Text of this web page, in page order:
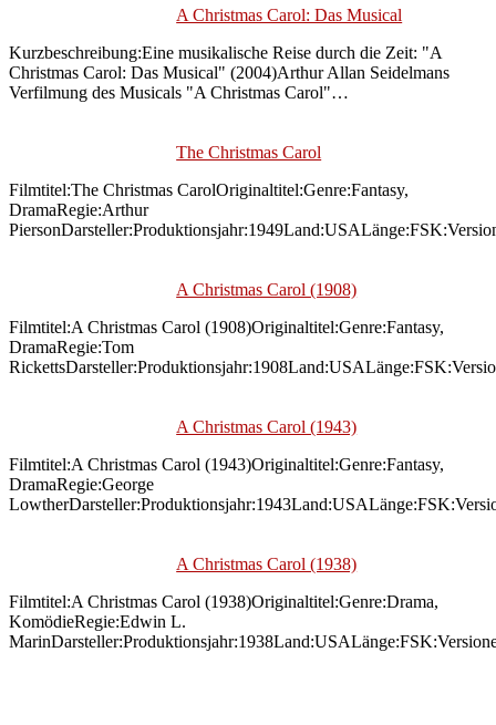
A Christmas Carol: Das Musical
Kurzbeschreibung:Eine musikalische Reise durch die Zeit: "A
Christmas Carol: Das Musical" (2004)Arthur Allan Seidelmans
Verfilmung des Musicals "A Christmas Carol"…
The Christmas Carol
Filmtitel:The Christmas CarolOriginaltitel:Genre:Fantasy,
DramaRegie:Arthur
A Christmas Carol (1908)
Filmtitel:A Christmas Carol (1908)Originaltitel:Genre:Fantasy,
DramaRegie:Tom
A Christmas Carol (1943)
Filmtitel:A Christmas Carol (1943)Originaltitel:Genre:Fantasy,
DramaRegie:George
A Christmas Carol (1938)
Filmtitel:A Christmas Carol (1938)Originaltitel:Genre:Drama,
KomödieRegie:Edwin L.